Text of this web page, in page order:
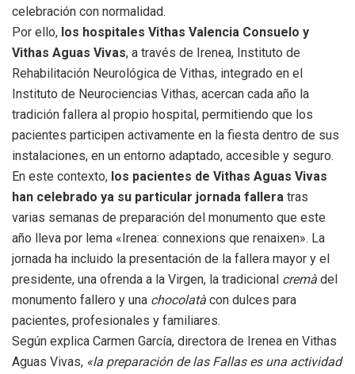
celebración con normalidad.
Por ello, los hospitales Vithas Valencia Consuelo y
Vithas Aguas Vivas, a través de Irenea, Instituto de
Rehabilitación Neurológica de Vithas, integrado en el
Instituto de Neurociencias Vithas, acercan cada año la
tradición fallera al propio hospital, permitiendo que los
pacientes participen activamente en la fiesta dentro de sus
instalaciones, en un entorno adaptado, accesible y seguro.
En este contexto, los pacientes de Vithas Aguas Vivas
han celebrado ya su particular jornada fallera tras
varias semanas de preparación del monumento que este
año lleva por lema «Irenea: connexions que renaixen». La
jornada ha incluido la presentación de la fallera mayor y el
presidente, una ofrenda a la Virgen, la tradicional cremà del
monumento fallero y una chocolatà con dulces para
pacientes, profesionales y familiares.
Según explica Carmen García, directora de Irenea en Vithas
Aguas Vivas, «la preparación de las Fallas es una actividad